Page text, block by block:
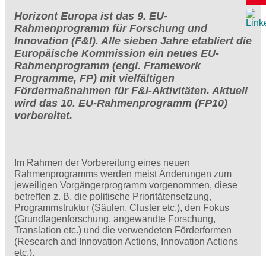
Horizont Europa ist das 9. EU-
Rahmenprogramm für Forschung und
Innovation (F&I). Alle sieben Jahre etabliert die
Europäische Kommission ein neues EU-
Rahmenprogramm (engl. Framework
Programme, FP) mit vielfältigen
Fördermaßnahmen für F&I-Aktivitäten. Aktuell
wird das 10. EU-Rahmenprogramm (FP10)
vorbereitet.
Im Rahmen der Vorbereitung eines neuen
Rahmenprogramms werden meist Änderungen zum
jeweiligen Vorgängerprogramm vorgenommen, diese
betreffen z. B. die politische Prioritätensetzung,
Programmstruktur (Säulen, Cluster etc.), den Fokus
(Grundlagenforschung, angewandte Forschung,
Translation etc.) und die verwendeten Förderformen
(Research and Innovation Actions, Innovation Actions
etc.).